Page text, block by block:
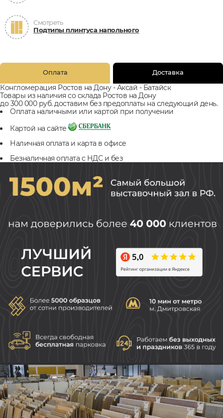
Смотреть
Подтипы плинтуса напольного
Оплата Доставка
Конгломерация Ростов на Дону - Аксай - Батайск
Товары из наличия со склада Ростов на Дону
до 300 000 руб. доставим без предоплаты на следующий день.
Оплата наличными или картой при получении
Картой на сайте
Наличная оплата и карта в офисе
Безналичная оплата с НДС и без